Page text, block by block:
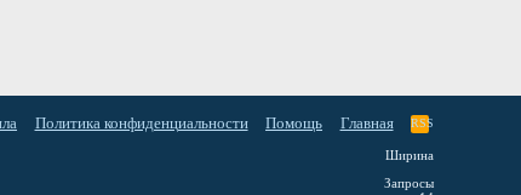
Политика конфиденциальности Помощь Главная RSS
Ширина
Запросы